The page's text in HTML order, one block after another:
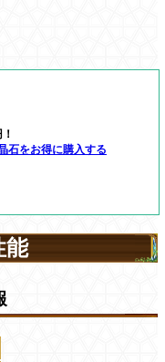
石をお得に購入する
能